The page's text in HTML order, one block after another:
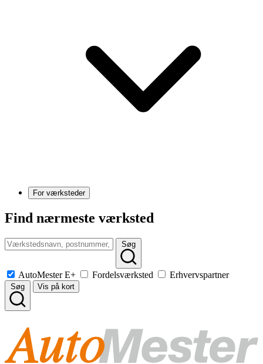
For værksteder
Find nærmeste værksted
Søg
AutoMester E+ Fordelsværksted Erhvervspartner
Søg Vis på kort